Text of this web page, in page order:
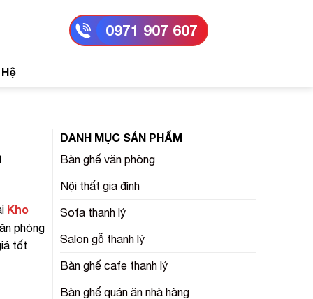
0971 907 607
DANH MỤC SẢN PHẨM
Bàn ghế văn phòng
Nội thất gia đình
Sofa thanh lý
Salon gỗ thanh lý
Bàn ghế cafe thanh lý
Bàn ghế quán ăn nhà hàng
Kho
phòng
tốt